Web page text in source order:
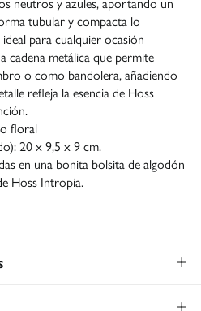
tubular y compacta lo
para cualquier ocasión
cadena metálica que permite
o como bandolera, añadiendo
refleja la esencia de Hoss
floral
20 x 9,5 x 9 cm.
en una bonita bolsita de algodón
Hoss Intropia.